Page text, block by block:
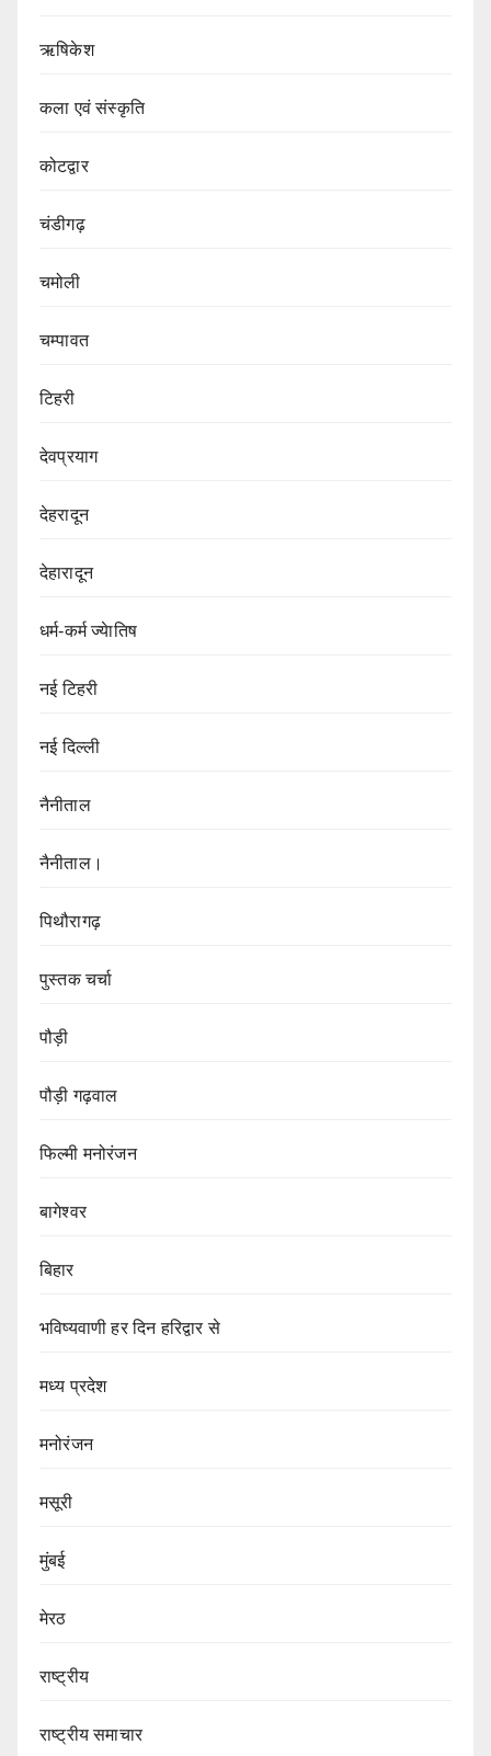
ऋषिकेश
कला एवं संस्कृति
कोटद्वार
चंडीगढ़
चमोली
चम्पावत
टिहरी
देवप्रयाग
देहरादून
देहारादून
धर्म-कर्म ज्येातिष
नई टिहरी
नई दिल्ली
नैनीताल
नैनीताल।
पिथौरागढ़
पुस्तक चर्चा
पौड़ी
पौड़ी गढ़वाल
फिल्मी मनोरंजन
बागेश्वर
बिहार
भविष्यवाणी हर दिन हरिद्वार से
मध्य प्रदेश
मनोरंजन
मसूरी
मुंबई
मेरठ
राष्ट्रीय
राष्ट्रीय समाचार